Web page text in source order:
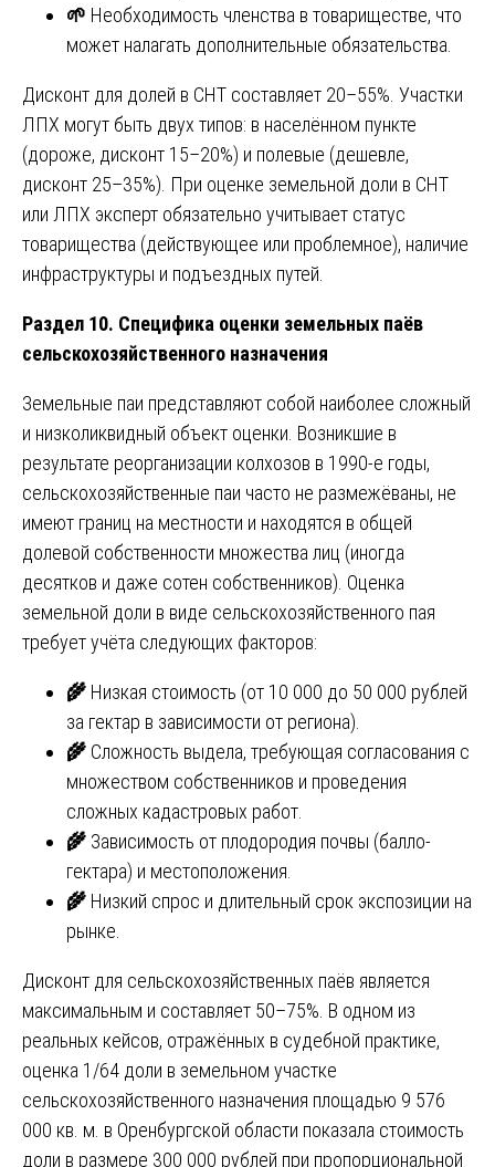
🌱 Необходимость членства в товариществе, что
может налагать дополнительные обязательства.
Дисконт для долей в СНТ составляет 20–55%. Участки
ЛПХ могут быть двух типов: в населённом пункте
(дороже, дисконт 15–20%) и полевые (дешевле,
дисконт 25–35%). При оценке земельной доли в СНТ
или ЛПХ эксперт обязательно учитывает статус
товарищества (действующее или проблемное), наличие
инфраструктуры и подъездных путей.
Раздел 10. Специфика оценки земельных паёв
сельскохозяйственного назначения
Земельные паи представляют собой наиболее сложный
и низколиквидный объект оценки. Возникшие в
результате реорганизации колхозов в 1990-е годы,
сельскохозяйственные паи часто не размежёваны, не
имеют границ на местности и находятся в общей
долевой собственности множества лиц (иногда
десятков и даже сотен собственников). Оценка
земельной доли в виде сельскохозяйственного пая
требует учёта следующих факторов:
🌾 Низкая стоимость (от 10 000 до 50 000 рублей
за гектар в зависимости от региона).
🌾 Сложность выдела, требующая согласования с
множеством собственников и проведения
сложных кадастровых работ.
🌾 Зависимость от плодородия почвы (балло-
гектара) и местоположения.
🌾 Низкий спрос и длительный срок экспозиции на
рынке.
Дисконт для сельскохозяйственных паёв является
максимальным и составляет 50–75%. В одном из
реальных кейсов, отражённых в судебной практике,
оценка 1/64 доли в земельном участке
сельскохозяйственного назначения площадью 9 576
000 кв. м. в Оренбургской области показала стоимость
доли в размере 300 000 рублей при пропорциональной